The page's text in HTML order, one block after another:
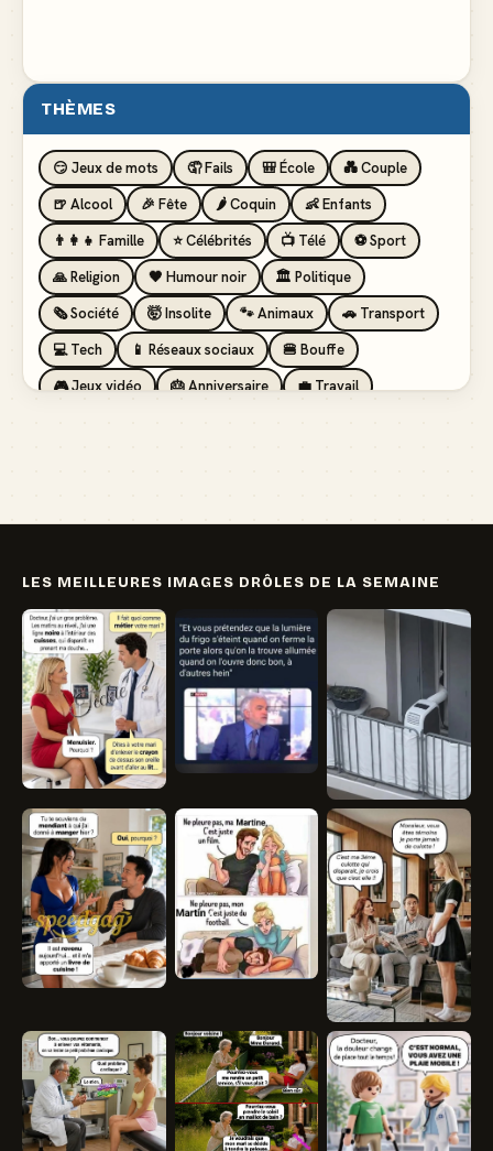
THÈMES
😏 Jeux de mots 🤦 Fails 🎒 École
💑 Couple
🍺 Alcool
🎉 Fête 🌶️ Coquin
👶 Enfants
👨‍👩‍👧 Famille
⭐ Célébrités 📺 Télé
⚽ Sport
🙏 Religion
🖤 Humour noir
🏛️ Politique
🗞️ Société
🤯 Insolite 🐾 Animaux
🚗 Transport
💻 Tech
📱 Réseaux sociaux
🍔 Bouffe
🎮 Jeux vidéo
🎂 Anniversaire
💼 Travail
LES MEILLEURES IMAGES DRÔLES DE LA SEMAINE